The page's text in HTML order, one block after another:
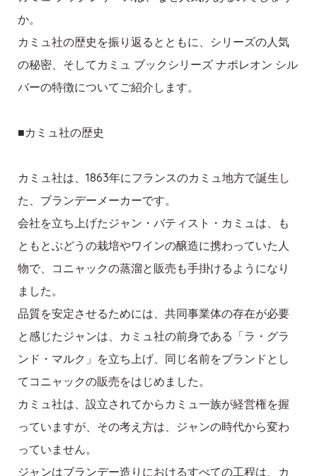
か。
カミュ社の歴史を振り返るとともに、シリーズの人気
の秘密、そしてカミュ ブックシリーズ ナポレオン シル
バーの特徴についてご紹介します。
■カミュ社の歴史
カミュ社は、1863年にフランスのカミュ地方で誕生し
た、ブランデーメーカーです。
会社を立ち上げたジャン・バティスト・カミュは、も
ともとぶどうの栽培やワインの醸造に携わっていた人
物で、コニャックの蒸溜と販売も手掛けるようになり
ました。
品質を安定させるためには、共同事業体の存在が必要
と感じたジャンは、カミュ社の前身である「ラ・グラ
ンド・マルク」を立ち上げ、同じ名前をブランドとし
てコニャックの販売をはじめました。
カミュ社は、設立されてからカミュ一族が経営権を握
っていますが、その考え方は、ジャンの時代から変わ
っていません。
ジャンはブランデー造りにおけるすべての工程は、カ